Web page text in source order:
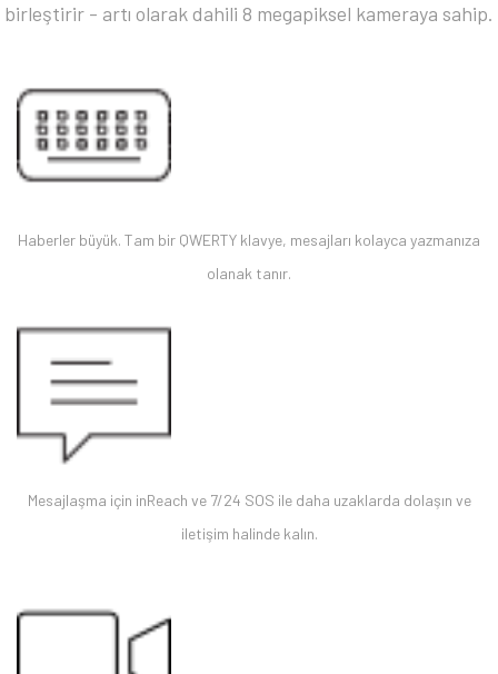
birleştirir - artı olarak dahili 8 megapiksel kameraya sahip.
Haberler büyük. Tam bir QWERTY klavye, mesajları kolayca yazmanıza
olanak tanır.
Mesajlaşma için inReach ve 7/24 SOS ile daha uzaklarda dolaşın ve
iletişim halinde kalın.